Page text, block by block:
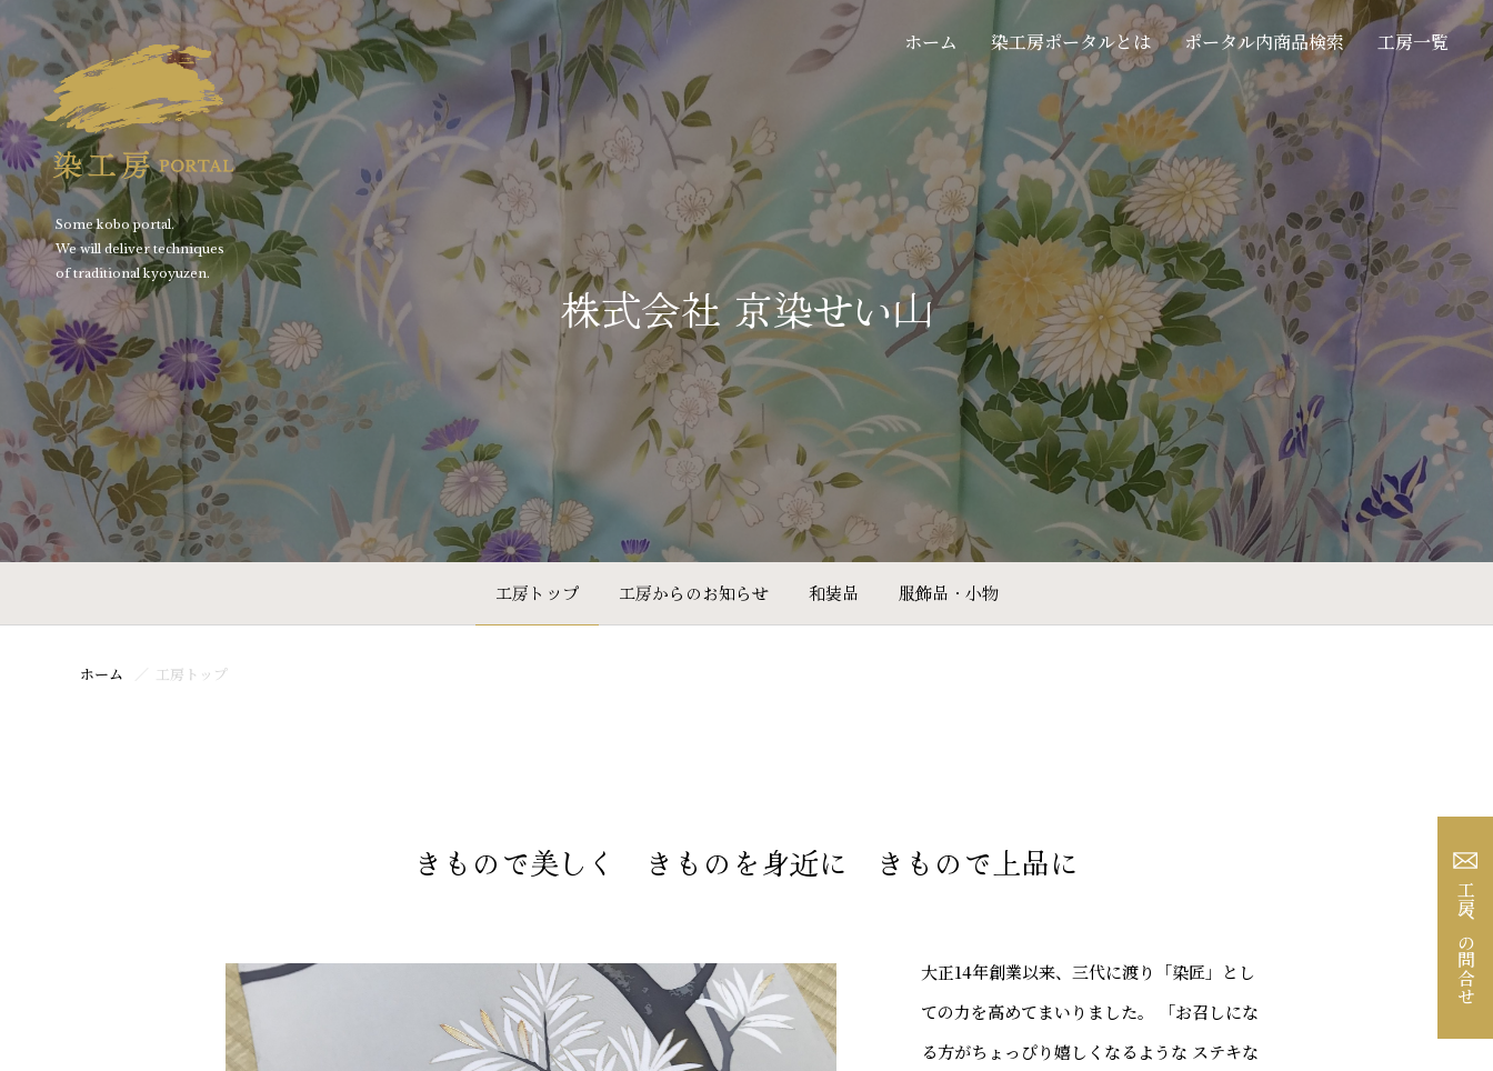
Some kobo portal.
We will deliver techniques
of traditional kyoyuzen.
ホーム 染工房ポータルとは ポータル内商品検索 工房一覧
株式会社 京染せい山
工房トップ 工房からのお知らせ 和装品 服飾品・小物
工房への問合せ
ホーム 工房トップ
きもので美しく きものを身近に きもので上品に
大正14年創業以来、三代に渡り「染匠」とし
ての力を高めてまいりました。 「お召しにな
る方がちょっぴり嬉しくなるような ステキな